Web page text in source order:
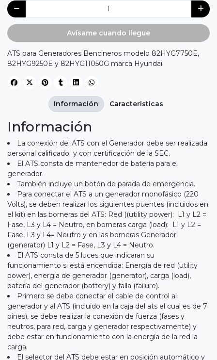
Avísame cuando llegue
ATS para Generadores Bencineros modelo 82HYG7750E,
82HYG9250E y 82HYG11050G marca Hyundai
Información
La conexión del ATS con el Generador debe ser realizada
personal calificado y con certificación de la SEC.
El ATS consta de mantenedor de batería para el
generador.
También incluye un botón de parada de emergencia.
Para conectar el ATS a un generador monofásico (220
Volts), se deben realizar los siguientes puentes (incluidos en
el kit) en las borneras del ATS: Red ((utility power): L1 y L2 =
Fase, L3 y L4 = Neutro, en borneras carga (load): L1 y L2 =
Fase, L3 y L4= Neutro y en las borneras Generador
(generator) L1 y L2 = Fase, L3 y L4 = Neutro.
El ATS consta de 5 luces que indicaran su
funcionamiento si está encendida: Energía de red (utility
power), energía de generador (generator), carga (load),
batería del generador (battery) y falla (failure).
Primero se debe conectar el cable de control al
generador y al ATS (incluido en la caja del ats el cual es de 7
pines), se debe realizar la conexión de fuerza (fases y
neutros, para red, carga y generador respectivamente) y
debe estar en funcionamiento con la energía de la red la
carga.
El selector del ATS debe estar en posición automático y
Información Caracteristicas